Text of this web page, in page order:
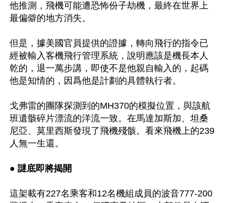
他推測，飛機可能遭恐怖份子劫機，最終在世界上
最偏僻的地方消失。
但是，據美國官員提供的證據，轉向飛行的指令已
經被輸入客機飛行管理系統，說明應該是機長本人
乾的，退一萬步講，即使不是他親自輸入的，起碼
他是知情的，因爲他是計劃的具體執行者。
戈弗雷的團隊探測到的MH370的模擬位置，與該航
班遺骸碎片漂流的洋流一致。在馬達加斯加、坦桑
尼亞、莫里西斯發現了飛機殘骸。看來飛機上的239
人無一生還。
● 謎底即將揭開
這架載有227名乘客和12名機組成員的波音777-200